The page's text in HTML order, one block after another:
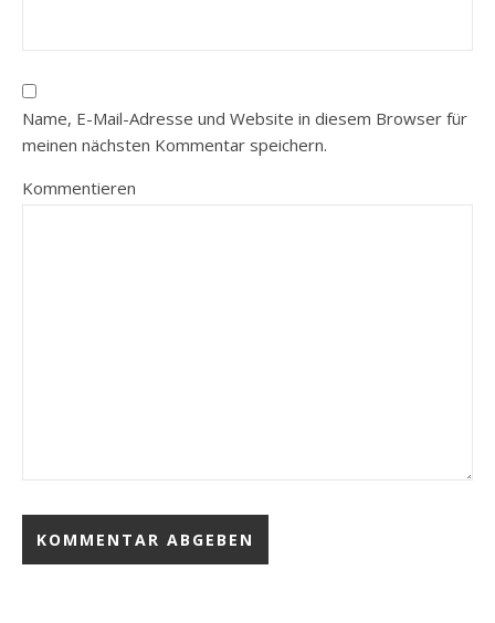
Name, E-Mail-Adresse und Website in diesem Browser für
meinen nächsten Kommentar speichern.
Kommentieren